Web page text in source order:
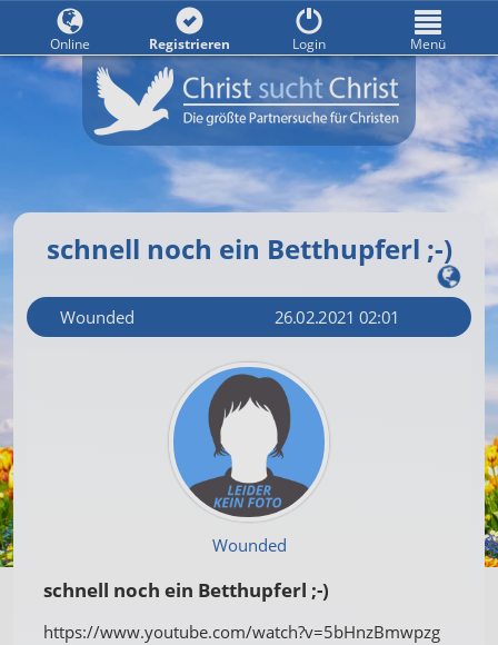
schnell noch ein Betthupferl ;-)
Wounded 26.02.2021 02:01
Wounded
schnell noch ein Betthupferl ;-)
https://www.youtube.com/watch?v=5bHnzBmwpzg
Online Registrieren Login Menü